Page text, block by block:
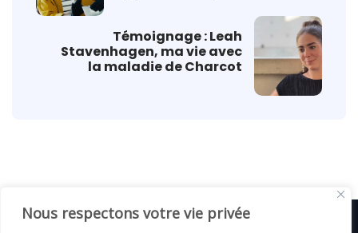
Nous respectons votre vie privée
Témoignage : Leah
Stavenhagen, ma vie avec
la maladie de Charcot